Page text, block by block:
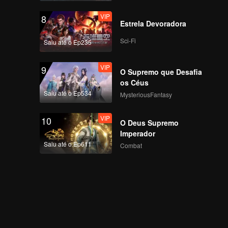
8
Saiu até o Ep235
VIP
Estrela Devoradora
Sci-Fi
9
Saiu até o Ep534
VIP
O Supremo que Desafia
os Céus
MysteriousFantasy
10
Saiu até o Ep611
VIP
O Deus Supremo
Imperador
Combat